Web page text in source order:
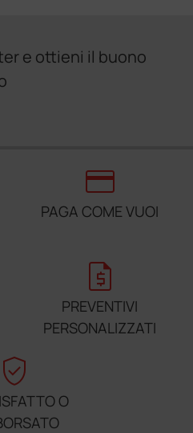
e ottieni il buono
credit_card
PAGA COME VUOI
request_quote
PREVENTIVI
PERSONALIZZATI
verified_user
O